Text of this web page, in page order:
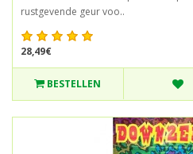
rustgevende geur voo..
28,49€
BESTELLEN